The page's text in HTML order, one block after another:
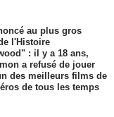
au plus gros
l'Histoire
: il y a 18 ans,
a refusé de jouer
des meilleurs films de
de tous les temps